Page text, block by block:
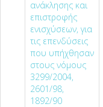
ανάκλησης και
επιστροφής
ενισχύσεων, για
τις επενδύσεις
που υπήχθησαν
στους νόμους
3299/2004,
2601/98,
1892/90